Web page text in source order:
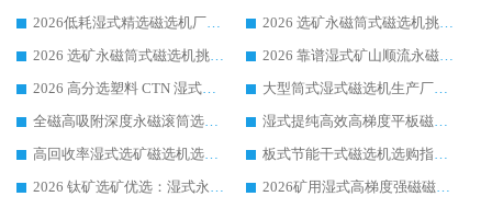
2026低耗湿式精​选磁选机厂家怎么选?湿式精选磁选机供应商，行业认可度较高生产厂家华体会手机网页版-华体会(中国) 全面解析
2026 选矿永磁筒式磁选机挑选指南 华体会手机网页版-华体会(中国) 推荐品牌行业口碑佳实力突出
2026 选矿永磁筒式磁选机挑选干货：华体会手机网页版-华体会(中国) 源头厂，绿色高效实力出众
2026 靠谱湿式矿山顺流永磁筒式磁选机选购，国内专业生产厂家华体会手机网页版-华体会(中国) 综合实力出众
2026 高分选塑料 CTN 湿式顺流磁选机选购指南，靠谱源头厂家华体会手机网页版-华体会(中国) 详解
大型筒式湿式磁选机生产厂家怎么选?华体会手机网页版-华体会(中国) 设备口碑广受行业认可
全磁高吸附深度永磁滚筒选购指南 业内口碑稳定磁电设备生产厂家详细推荐
湿式提纯高效高梯度平板磁选机靠谱设备源头厂商华体会手机网页版-华体会(中国) 综合测评
高回收率湿式选矿磁选机选购指南 业内口碑磁电设备生产厂家实力解析
板式节能干式磁选机选购指南，源头生产厂家华体会手机网页版-华体会(中国) 综合实力可观
2026 钛矿选矿优选：湿式永磁筒式磁选机源头厂家华体会手机网页版-华体会(中国) 综合解析
2026矿用湿式高梯度强磁磁选机选购指南，临朐靠谱磁电生产厂家华体会手机网页版-华体会(中国) 详解